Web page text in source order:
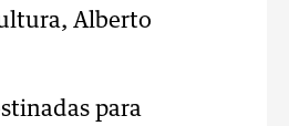
Alberto
para